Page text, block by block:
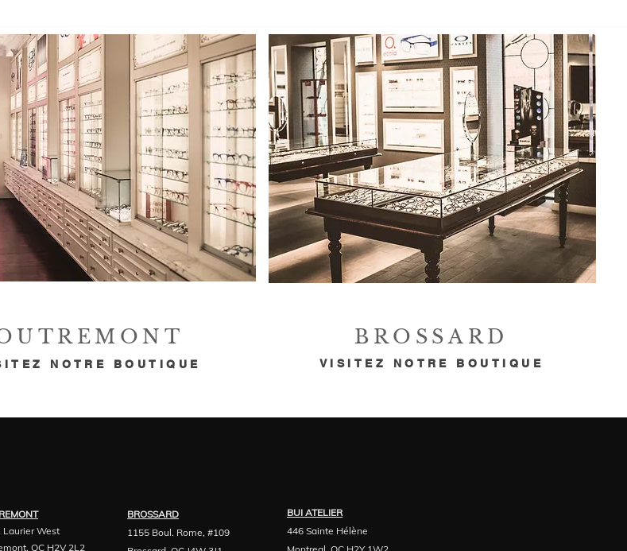
NOTRE BOUTIQUE
BROSSARD
VISITEZ NOTRE BOUTIQUE
BUI ATELIER
446 Sainte Hélène
Laurier West
QC H2V 2L2
BROSSARD
1155 Boul. Rome, #109